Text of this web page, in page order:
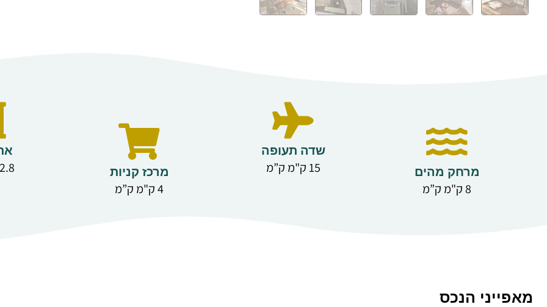
מרחק מהים
8 ק"מ ק”מ
שדה תעופה
15 ק"מ ק”מ מרכז קניות
4 ק"מ ק”מ
2.8 ק"מ ק”מ
מאפייני הנכס